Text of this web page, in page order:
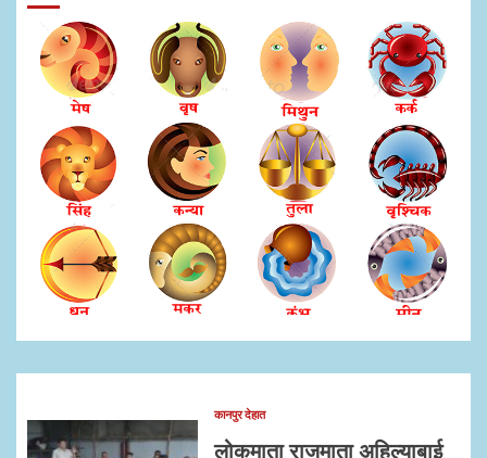
कानपुर देहात
लोकमाता राजमाता अहिल्याबाई